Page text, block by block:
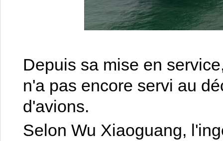
Depuis sa mise en
n'a pas encore servi au
d'avions.
Selon Wu Xiaoguang,